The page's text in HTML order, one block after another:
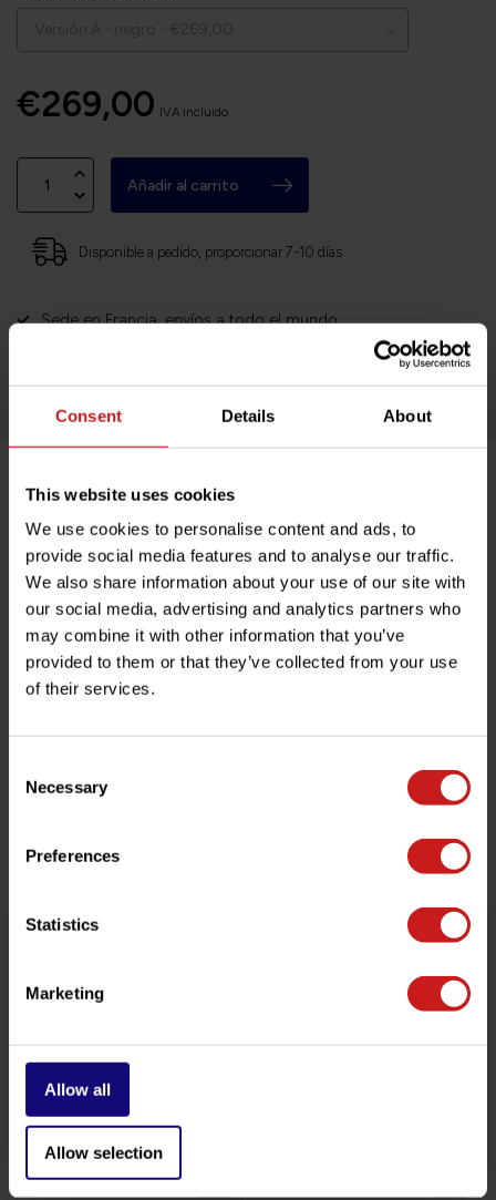
Consent Details About
This website uses cookies
We use cookies to personalise content and ads, to
provide social media features and to analyse our traffic.
We also share information about your use of our site with
our social media, advertising and analytics partners who
may combine it with other information that you’ve
provided to them or that they’ve collected from your use
of their services.
Selection
Necessary
Preferences
Statistics
Marketing
Allow all
Allow selection
€269,00 IVA incluido
Añadir al carrito
Disponible a pedido, proporcionar 7-10 días
Sede en Francia, envíos a todo el mundo
Descripción del producto
Especificaciones
¿Tienes alguna pregunta sobre este producto?
¿Necesita ayuda con su pedido? No dude en contactar
info@britishlegends.fr. ¡Estaremos encantados de
Productos relacionados
Muelles Zéro-Friction
€159,00 Disponible